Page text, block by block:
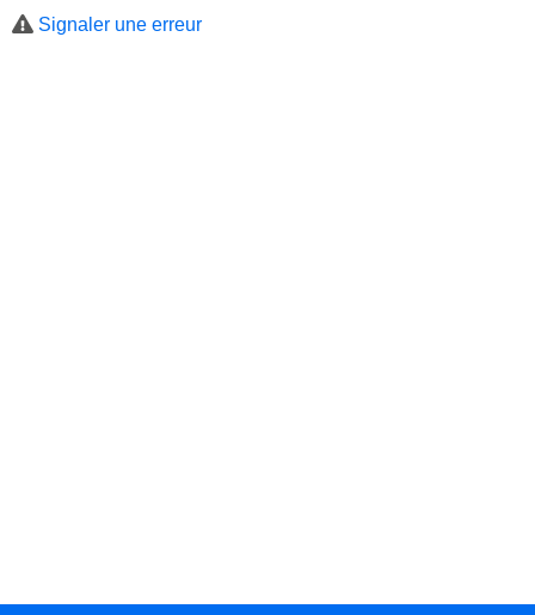
Signaler une erreur